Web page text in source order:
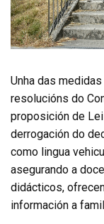
Unha das
resolucións do
proposición de
derrogación do
como lingua
asegurando a
didácticos,
información a